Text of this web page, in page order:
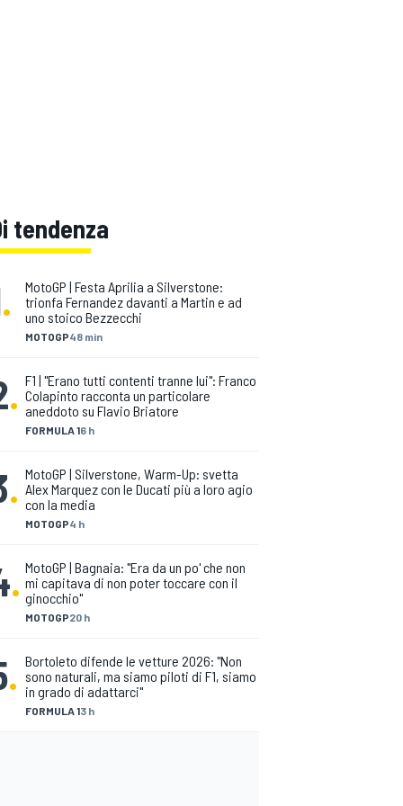
tendenza
.
MOTOGP48 min
MotoGP | Festa Aprilia a Silverstone:
trionfa Fernandez davanti a Martin e ad
uno stoico Bezzecchi
.
FORMULA 16 h
F1 | "Erano tutti contenti tranne lui": Franco
Colapinto racconta un particolare
aneddoto su Flavio Briatore
.
MOTOGP4 h
MotoGP | Silverstone, Warm-Up: svetta
Alex Marquez con le Ducati più a loro agio
con la media
.
MOTOGP20 h
MotoGP | Bagnaia: "Era da un po' che non
mi capitava di non poter toccare con il
ginocchio"
.
FORMULA 13 h
Bortoleto difende le vetture 2026: "Non
sono naturali, ma siamo piloti di F1, siamo
in grado di adattarci"